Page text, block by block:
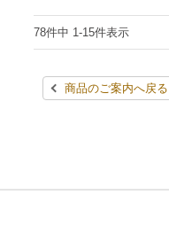
78件中 1-15件表示
商品のご案内へ戻る